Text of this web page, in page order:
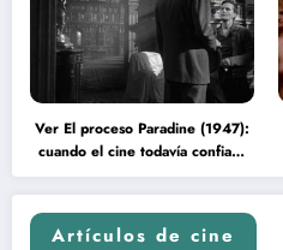
Ver El proceso Paradine (1947):
cuando el cine todavía confiaba
en la inteligencia del espectador
Artículos de cine